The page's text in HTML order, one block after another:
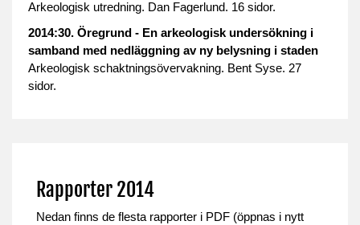
Arkeologisk utredning. Dan Fagerlund. 16 sidor.
2014:30. Öregrund - En arkeologisk undersökning i
samband med nedläggning av ny belysning i staden
Arkeologisk schaktningsövervakning. Bent Syse. 27
sidor.
Rapporter 2014
Nedan finns de flesta rapporter i PDF (öppnas i nytt